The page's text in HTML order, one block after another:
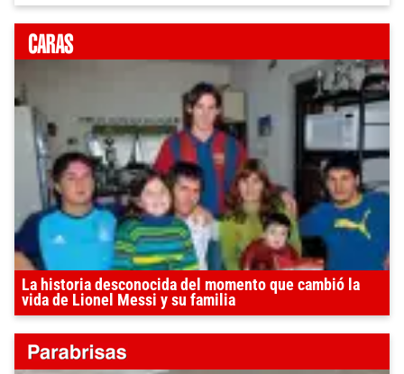
La historia desconocida del momento que cambió la
vida de Lionel Messi y su familia